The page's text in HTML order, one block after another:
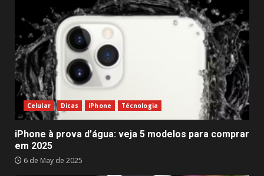
Celular Dicas iPhone Técnologia
iPhone à prova d’água: veja 5 modelos para comprar
em 2025
6 de May de 2025